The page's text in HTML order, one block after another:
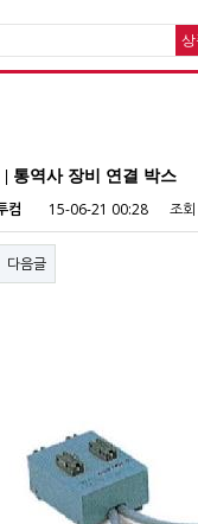
| 통역사 장비 연결 박스
컴 15-06-21 00:28 조회
다음글